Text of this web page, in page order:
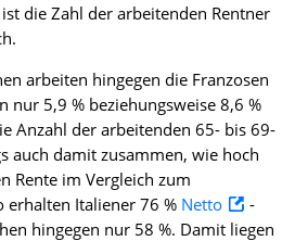
die Zahl der arbeitenden Rentner
arbeiten hingegen die Franzosen
nur 5,9 % beziehungsweise 8,6 %
Anzahl der arbeitenden 65- bis 69-
auch damit zusammen, wie hoch
Rente im Vergleich zum
erhalten Italiener 76 % Netto
-
hingegen nur 58 %. Damit liegen